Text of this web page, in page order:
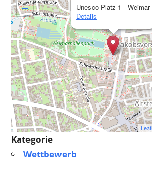
Unesco-Platz 1 - Weimar
Details
−
Kategorie
Wettbewerb